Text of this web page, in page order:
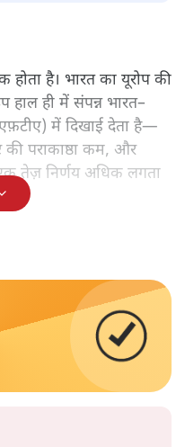
होता है। भारत का यूरोप की
ही में संपन्न भारत–
में दिखाई देता है—
की पराकाष्ठा कम, और
तेज़ निर्णय अधिक लगता